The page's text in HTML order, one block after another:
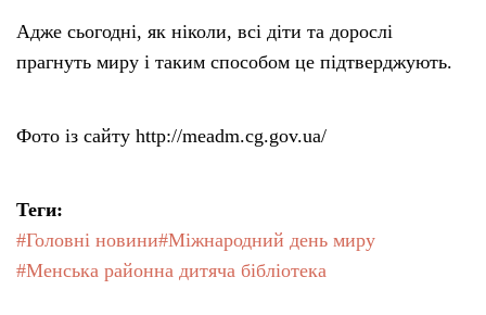
Адже сьогодні, як ніколи, всі діти та дорослі
прагнуть миру і таким способом це підтверджують.
Фото із сайту http://meadm.cg.gov.ua/
Теги:
#Головні новини#Міжнародний день миру
#Менська районна дитяча бібліотека